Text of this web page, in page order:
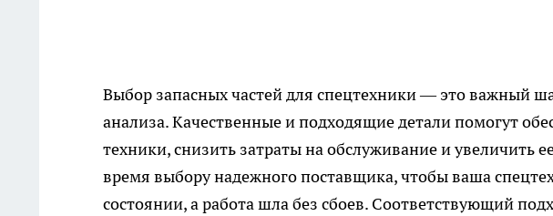
Выбор запасных частей для спецтехники — это важный
анализа. Качественные и подходящие детали помогут
техники, снизить затраты на обслуживание и увеличить
время выбору надежного поставщика, чтобы ваша
состоянии, а работа шла без сбоев. Соответствующий